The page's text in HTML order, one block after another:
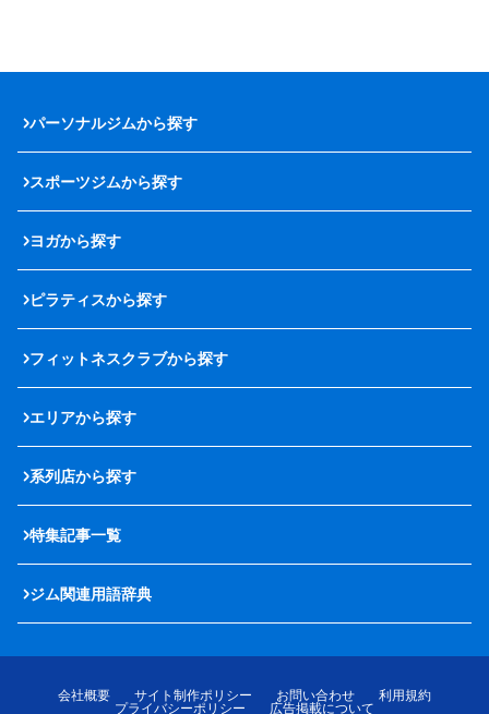
パーソナルジムから探す
スポーツジムから探す
ヨガから探す
ピラティスから探す
フィットネスクラブから探す
エリアから探す
系列店から探す
特集記事一覧
ジム関連用語辞典
会社概要 サイト制作ポリシー お問い合わせ
利用規約
プライバシーポリシー
広告掲載について